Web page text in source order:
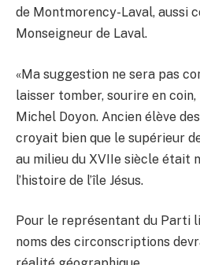
de Montmorency-Laval, aussi
Monseigneur de Laval.
«Ma suggestion ne sera pas
laisser tomber, sourire en
Michel Doyon. Ancien élève
croyait bien que le supérieur
au milieu du XVIIe siècle était
l’histoire de l’île Jésus.
Pour le représentant du Parti
noms des circonscriptions